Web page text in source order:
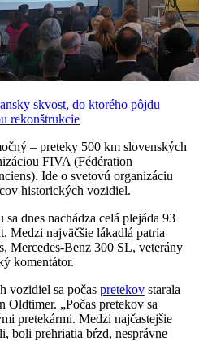
skvost, do ktorého pôjdu
rekonštrukcie
– preteky 500 km slovenských
FIVA (Fédération
Ide o svetovú organizáciu
historických vozidiel.
dnes nachádza celá plejáda 93
Medzi najväčšie lákadlá patria
Mercedes-Benz 300 SL, veterány
komentátor.
vozidiel sa počas pretekov starala
„Počas pretekov sa
pretekármi. Medzi najčastejšie
boli prehriatia bŕzd, nesprávne